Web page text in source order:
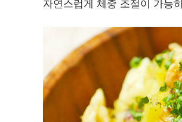
자연스럽게 체중 조절이 가능